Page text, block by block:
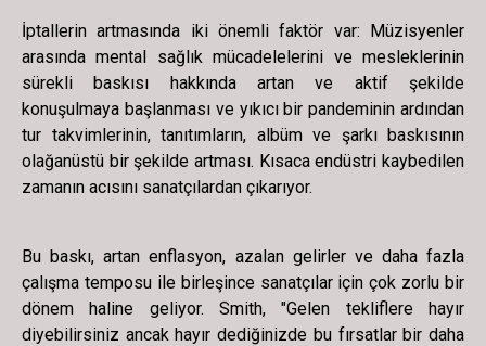
İptallerin artmasında iki önemli faktör var: Müzisyenler
arasında mental sağlık mücadelelerini ve mesleklerinin
sürekli baskısı hakkında artan ve aktif şekilde
konuşulmaya başlanması ve yıkıcı bir pandeminin ardından
tur takvimlerinin, tanıtımların, albüm ve şarkı baskısının
olağanüstü bir şekilde artması. Kısaca endüstri kaybedilen
zamanın acısını sanatçılardan çıkarıyor.
Bu baskı, artan enflasyon, azalan gelirler ve daha fazla
çalışma temposu ile birleşince sanatçılar için çok zorlu bir
dönem haline geliyor. Smith, "Gelen tekliflere hayır
diyebilirsiniz ancak hayır dediğinizde bu fırsatlar bir daha